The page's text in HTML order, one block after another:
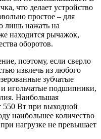
что делает устройство
простое – для
лишь нажать на
находится рычажок,
оборотов.
поэтому, если сверло
извлечь из любого
зубчатые
и игольчатые подшипники,
Наибольшая
550 Вт при выходной
наибольшее количество
нагрузке не превышает